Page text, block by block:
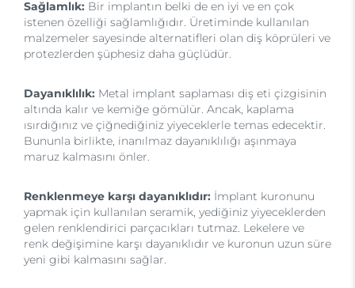
Sağlamlık: Bir implantın belki de en iyi ve en çok
istenen özelliği sağlamlığıdır. Üretiminde kullanılan
malzemeler sayesinde alternatifleri olan diş köprüleri ve
protezlerden şüphesiz daha güçlüdür.
Dayanıklılık: Metal implant saplaması diş eti çizgisinin
altında kalır ve kemiğe gömülür. Ancak, kaplama
ısırdığınız ve çiğnediğiniz yiyeceklerle temas edecektir.
Bununla birlikte, inanılmaz dayanıklılığı aşınmaya
maruz kalmasını önler.
Renklenmeye karşı dayanıklıdır: İmplant kuronunu
yapmak için kullanılan seramik, yediğiniz yiyeceklerden
gelen renklendirici parçacıkları tutmaz. Lekelere ve
renk değişimine karşı dayanıklıdır ve kuronun uzun süre
yeni gibi kalmasını sağlar.